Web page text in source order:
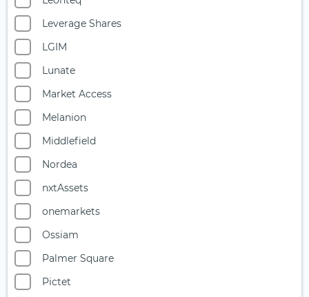
Leverage Shares
LGIM
Lunate
Market Access
Melanion
Middlefield
Nordea
nxtAssets
onemarkets
Ossiam
Palmer Square
Pictet